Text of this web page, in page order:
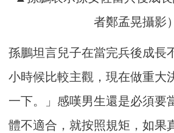
者鄭孟晃攝影）
孫鵬坦言兒子在當完兵後成長
小時候比較主觀，現在做重大
一下。」感嘆男生還是必須要
體不適合，就按照規矩，如果